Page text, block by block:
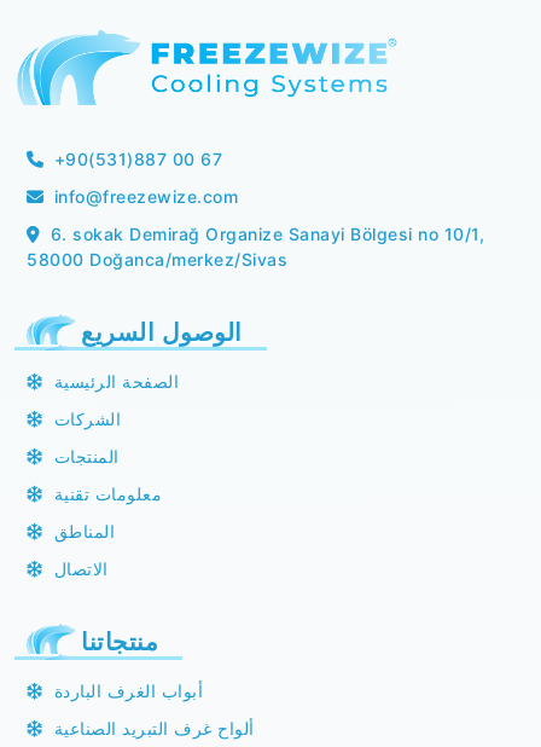
+90(531)887 00 67
info@freezewize.com
6. sokak Demirağ Organize Sanayi Bölgesi no 10/1,
58000 Doğanca/merkez/Sivas
الوصول السريع
الصفحة الرئيسية
الشركات
المنتجات
معلومات تقنية
المناطق
الاتصال
منتجاتنا
أبواب الغرف الباردة
ألواح غرف التبريد الصناعية